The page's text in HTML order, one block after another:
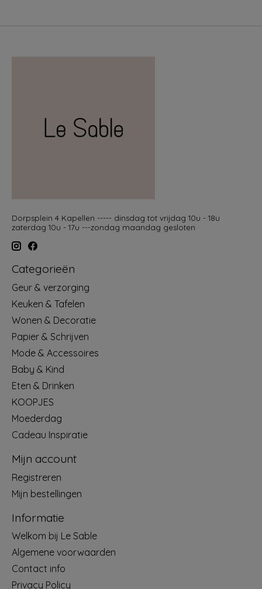
Dorpsplein 4 Kapellen ----- dinsdag tot vrijdag 10u - 18u
zaterdag 10u - 17u ---zondag maandag gesloten
Categorieën
Geur & verzorging
Keuken & Tafelen
Wonen & Decoratie
Papier & Schrijven
Mode & Accessoires
Baby & Kind
Eten & Drinken
KOOPJES
Moederdag
Cadeau Inspiratie
Mijn account
Registreren
Mijn bestellingen
Informatie
Welkom bij Le Sable
Algemene voorwaarden
Contact info
Privacy Policy